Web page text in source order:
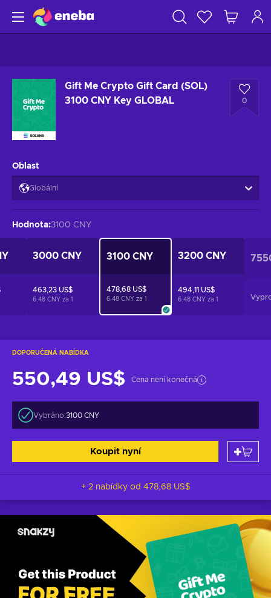
Gift Me Crypto Gift Card (SOL)
3100 CNY Key GLOBAL
0
DOPORUČENÁ NABÍDKA
550,49 US$ Cena není konečná
Vybráno:3100 CNY
Koupit nyní
+ 2 nabídky od 478,68 US$
Oblast
Globální
Hodnota:3100 CNY
3000 CNY
463,23 US$
6.48 CNY za 1
3100 CNY
478,68 US$
6.48 CNY za 1
3200 CNY
494,11 US$
6.48 CNY za 1